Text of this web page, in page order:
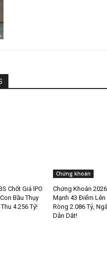
Chốt Giá IPO
Bầu Thụy
4.256 Tỷ!
Chứng khoán
Chứng Khoán
Mạnh 43 Điểm
Ròng 2.086 Tỷ,
Dẫn Dắt!